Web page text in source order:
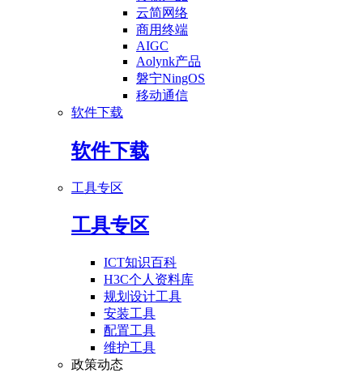
云简网络
商用终端
AIGC
Aolynk产品
磐宁NingOS
移动通信
软件下载
软件下载
工具专区
工具专区
ICT知识百科
H3C个人资料库
规划设计工具
安装工具
配置工具
维护工具
政策动态